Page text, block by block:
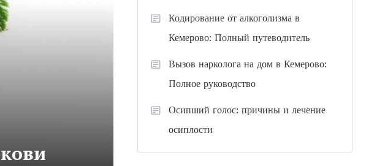
Кодирование от алкоголизма в
Кемерово: Полный путеводитель
Вызов нарколога на дом в Кемерово:
Полное руководство
Осипший голос: причины и лечение
осиплости